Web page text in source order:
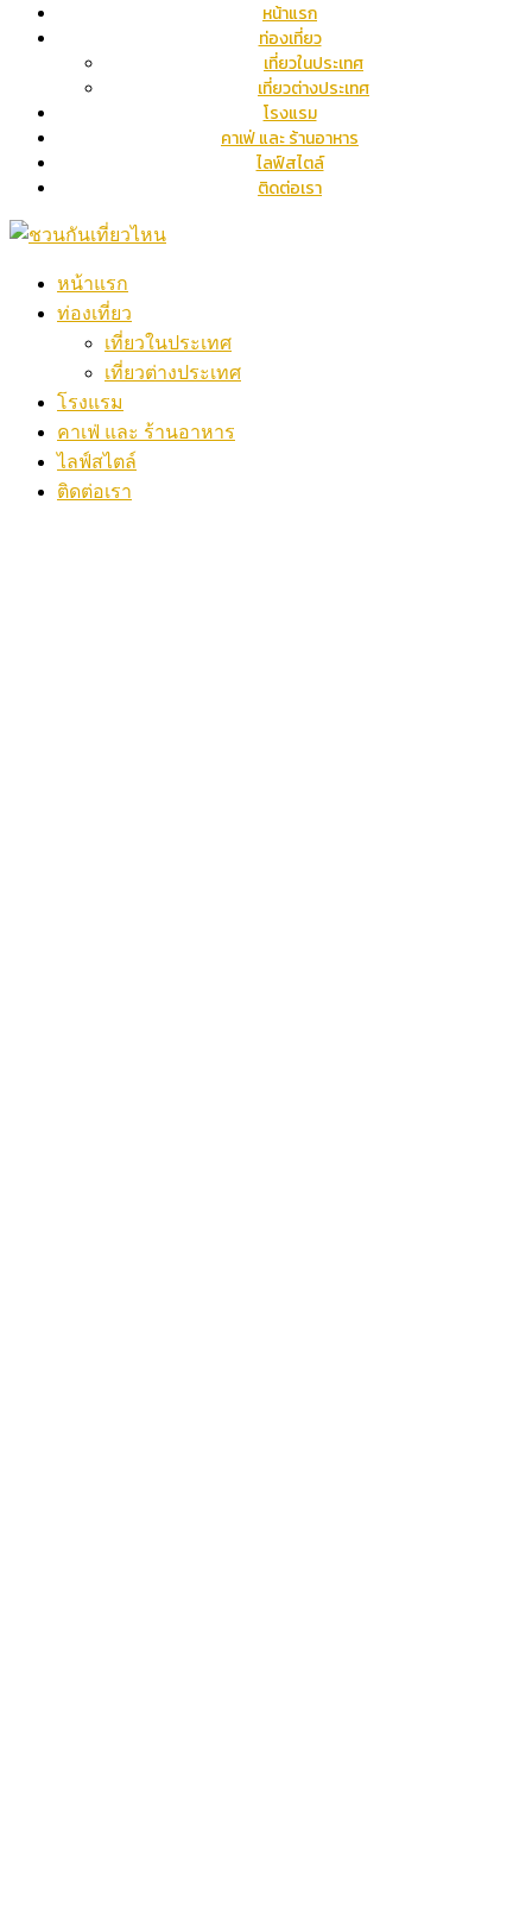
หน้าแรก
ท่องเที่ยว
เที่ยวในประเทศ
เที่ยวต่างประเทศ
โรงแรม
คาเฟ่ และ ร้านอาหาร
ไลฟ์สไตล์
ติดต่อเรา
หน้าแรก
ท่องเที่ยว
เที่ยวในประเทศ
เที่ยวต่างประเทศ
โรงแรม
คาเฟ่ และ ร้านอาหาร
ไลฟ์สไตล์
ติดต่อเรา